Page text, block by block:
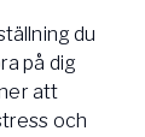
du
på dig
att
och